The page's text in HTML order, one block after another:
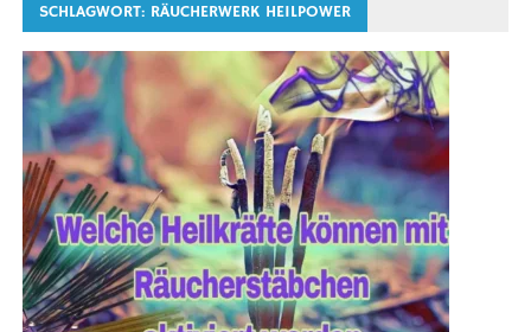
SCHLAGWORT: RÄUCHERWERK HEILPOWER